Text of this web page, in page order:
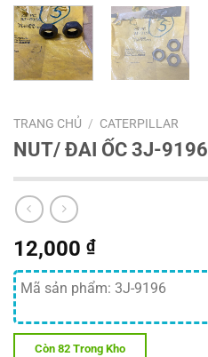
TRANG CHỦ / CATERPILLAR
NUT/ ĐAI ỐC 3J-9196
12,000 ₫
Mã sản phẩm: 3J-9196
Còn 82 Trong Kho